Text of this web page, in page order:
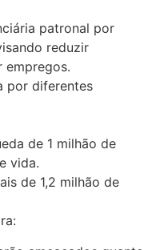
patronal por
reduzir
empregos.
por diferentes
de 1 milhão de
vida.
de 1,2 milhão de